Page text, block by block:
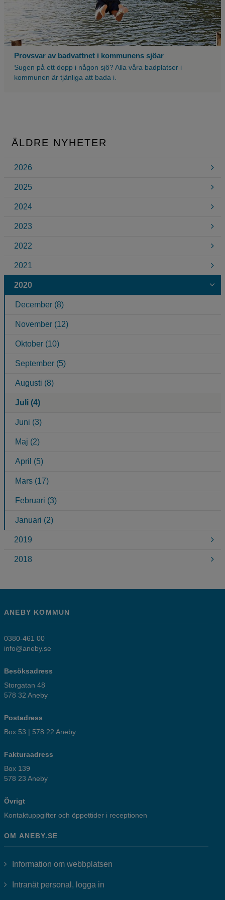
Provsvar av badvattnet i kommunens sjöar
Sugen på ett dopp i någon sjö? Alla våra badplatser i
kommunen är tjänliga att bada i.
en
brygga
och
är
luften
innan
han
ÄLDRE NYHETER
2026
2025
2024
2023
2022
2021
2020
December (8)
November (12)
Oktober (10)
September (5)
Augusti (8)
Juli (4)
Juni (3)
Maj (2)
April (5)
Mars (17)
Februari (3)
Januari (2)
2019
2018
ANEBY KOMMUN
0380-461 00
info@aneby.se
Besöksadress
Storgatan 48
578 32 Aneby
Postadress
Box 53 | 578 22 Aneby
Fakturaadress
Box 139
578 23 Aneby
Övrigt
Kontaktuppgifter och öppettider i receptionen
OM ANEBY.SE
Information om webbplatsen
Intranät personal, logga in